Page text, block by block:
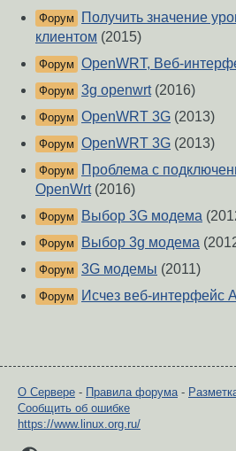
Форум
Получить значение
клиентом (2015)
Форум OpenWRT, Веб-
Форум 3g openwrt(2016)
Форум OpenWRT 3G (2013)
Форум OpenWRT 3G (2013)
Форум
Проблема с
OpenWrt(2016)
Форум Выбор 3G модема
Форум Выбор 3g модема
Форум 3G модемы (2011)
Форум Исчез веб-интерфейс
О Сервере - Правила форума-
Сообщить об ошибке
https://www.linux.org.ru/